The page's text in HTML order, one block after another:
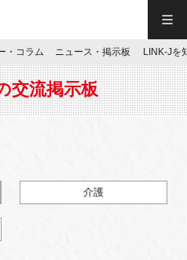
／EN
・コラム ニュース・掲示板 LINK-Jを
交流掲示板
介護